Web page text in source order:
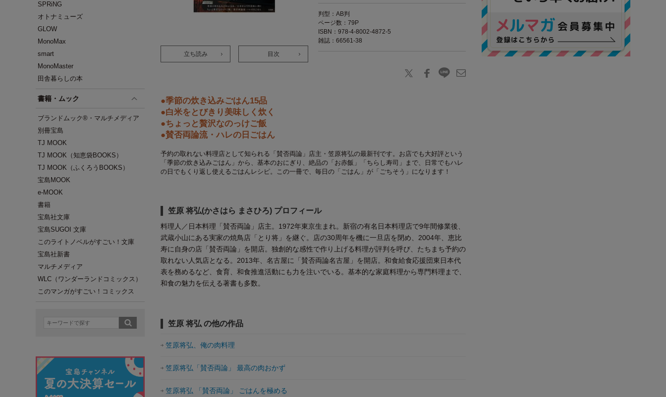
SPRiNG
オトナミューズ
GLOW
MonoMax
smart
MonoMaster
田舎暮らしの本
書籍・ムック
ブランドムック®・マルチメディア
別冊宝島
TJ MOOK
TJ MOOK（知恵袋BOOKS）
TJ MOOK（ふくろうBOOKS）
宝島MOOK
e-MOOK
書籍
宝島社文庫
宝島SUGOI 文庫
このライトノベルがすごい！文庫
宝島社新書
マルチメディア
WLC（ワンダーランドコミックス）
このマンガがすごい！コミックス
立ち読み 目次
判型：AB判
ページ数：79P
ISBN：978-4-8002-4872-5
雑誌：66561-38
●季節の炊き込みごはん15品
●白米をとびきり美味しく炊く
●ちょっと贅沢なのっけご飯
●賛否両論流・ハレの日ごはん
予約の取れない料理店として知られる「賛否両論」店主・笠原将弘の最新刊です。お店でも大好評という
「季節の炊き込みごはん」から、基本のおにぎり、絶品の「お赤飯」「ちらし寿司」まで、日常でもハレ
の日でもくり返し使えるごはんレシピ。この一冊で、毎日の「ごはん」が「ごちそう」になります！
笠原 将弘(かさはら まさひろ) プロフィール
料理人／日本料理「賛否両論」店主。1972年東京生まれ。新宿の有名日本料理店で9年間修業後、
武蔵小山にある実家の焼鳥店「とり将」を継ぐ。店の30周年を機に一旦店を閉め、2004年、恵比
寿に自身の店「賛否両論」を開店。独創的な感性で作り上げる料理が評判を呼び、たちまち予約の
取れない人気店となる。2013年、名古屋に「賛否両論名古屋」を開店。和食給食応援団東日本代
表を務めるなど、食育、和食推進活動にも力を注いでいる。基本的な家庭料理から専門料理まで、
和食の魅力を伝える著書も多数。
笠原 将弘 の他の作品
笠原将弘、俺の肉料理
笠原将弘「賛否両論」 最高の肉おかず
笠原将弘 「賛否両論」 ごはんを極める